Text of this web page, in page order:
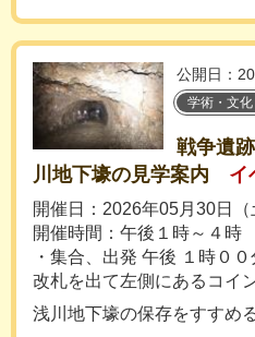
公開日：
学術・文
戦争遺
川地下壕の見学案内
イ
開催日：2026年05月30日（
開催時間：午後１時～４
・集合、出発 午後 １時０
改札を出て左側にあるコイ
浅川地下壕の保存をすすめ